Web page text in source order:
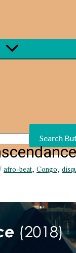
Search
afro-beat,Congo,